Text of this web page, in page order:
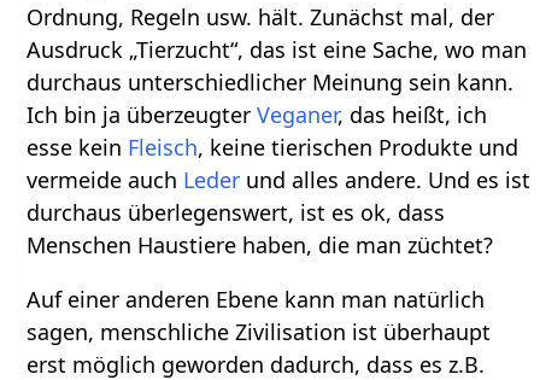
Ordnung, Regeln usw. hält. Zunächst mal, der
Ausdruck „Tierzucht“, das ist eine Sache, wo man
durchaus unterschiedlicher Meinung sein kann.
Ich bin ja überzeugterVeganer, das heißt, ich
esse kein Fleisch, keine tierischen Produkte und
vermeide auch Leder und alles andere. Und es ist
durchaus überlegenswert, ist es ok, dass
Menschen Haustiere haben, die man züchtet?
Auf einer anderen Ebene kann man natürlich
sagen, menschliche Zivilisation ist überhaupt
erst möglich geworden dadurch, dass es z.B.